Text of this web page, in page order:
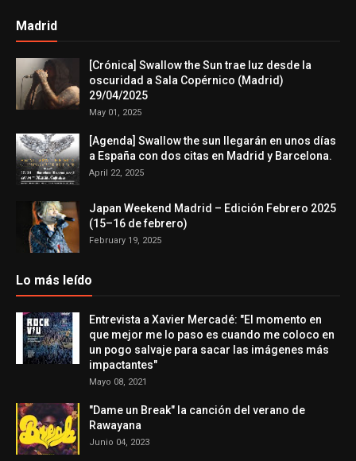
Madrid
[Crónica] Swallow the Sun trae luz desde la
oscuridad a Sala Copérnico (Madrid)
29/04/2025
May 01, 2025
[Agenda] Swallow the sun llegarán en unos días
a España con dos citas en Madrid y Barcelona.
April 22, 2025
Japan Weekend Madrid – Edición Febrero 2025
(15–16 de febrero)
February 19, 2025
Lo más leído
Entrevista a Xavier Mercadé: "El momento en
que mejor me lo paso es cuando me coloco en
un pogo salvaje para sacar las imágenes más
impactantes"
Mayo 08, 2021
"Dame un Break" la canción del verano de
Rawayana
Junio 04, 2023